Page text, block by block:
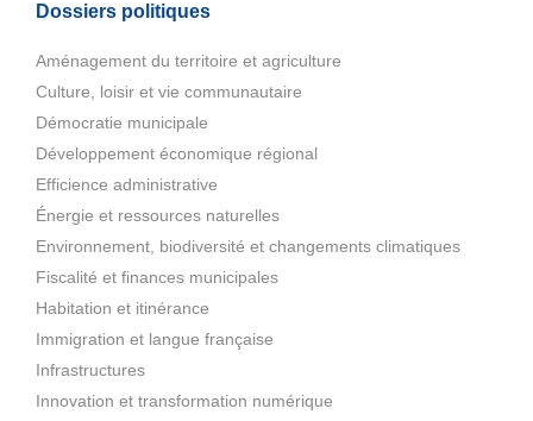
Dossiers politiques
Aménagement du territoire et agriculture
Culture, loisir et vie communautaire
Démocratie municipale
Développement économique régional
Efficience administrative
Énergie et ressources naturelles
Environnement, biodiversité et changements climatiques
Fiscalité et finances municipales
Habitation et itinérance
Immigration et langue française
Infrastructures
Innovation et transformation numérique